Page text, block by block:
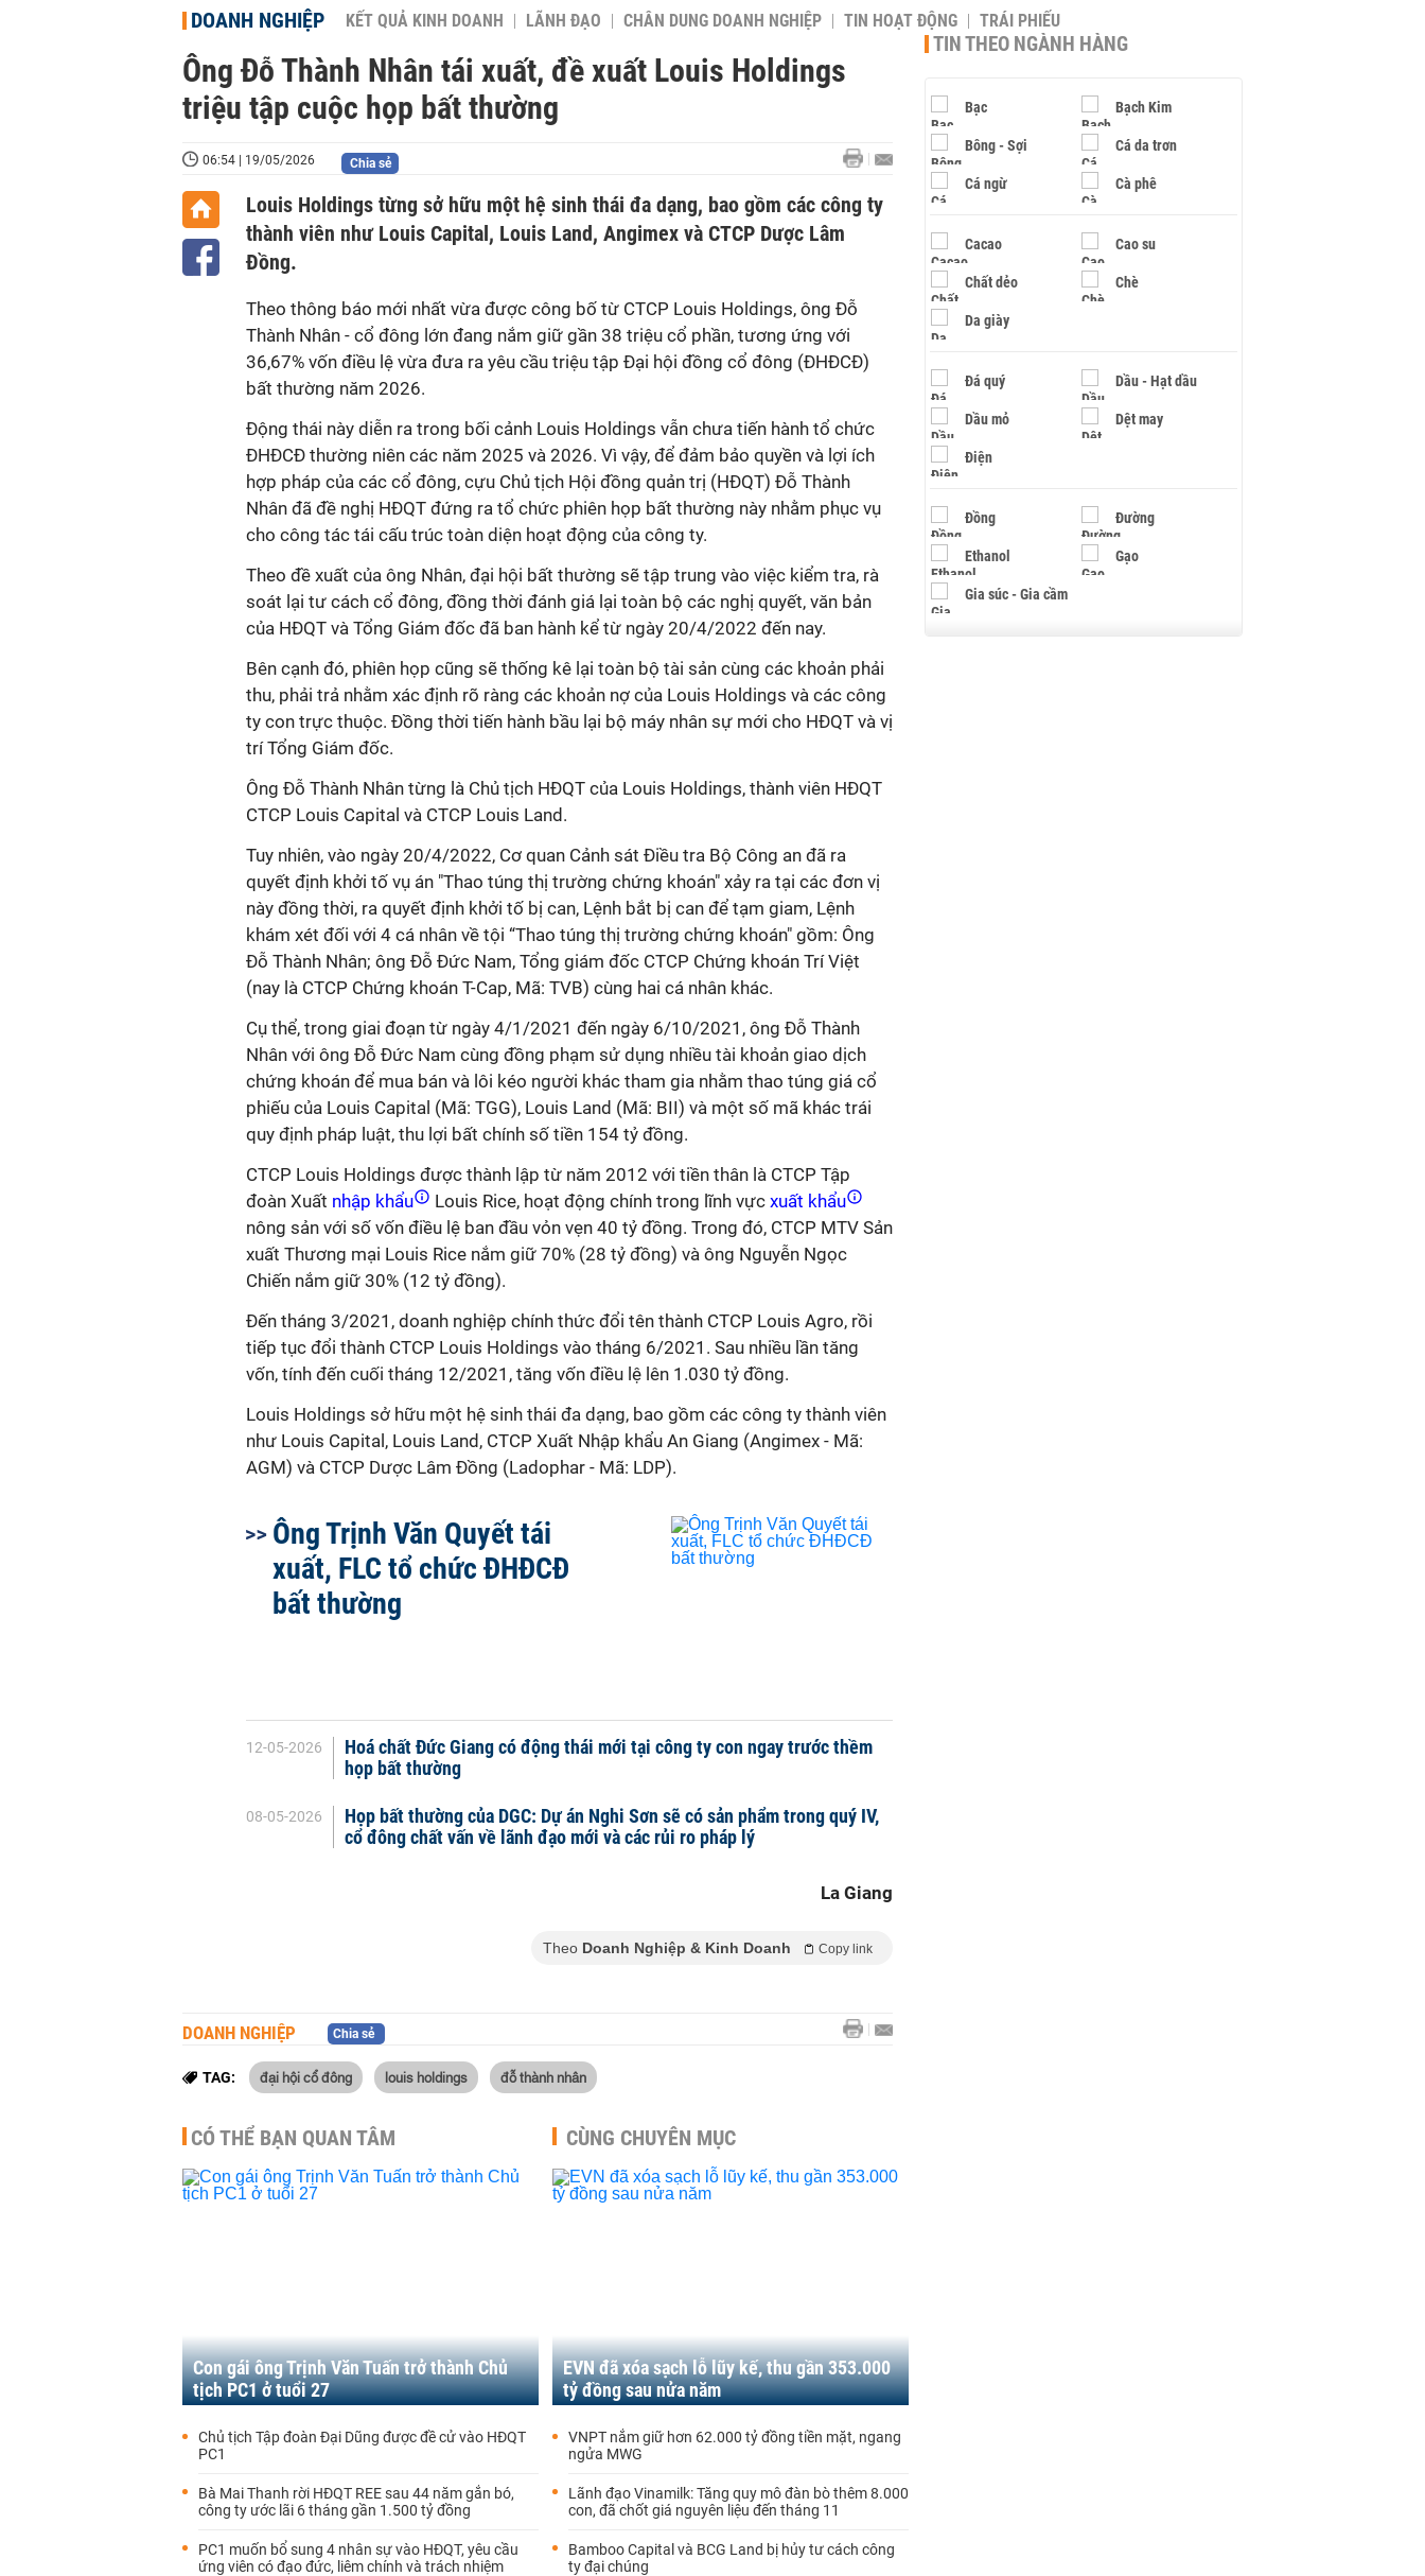
DOANH NGHIỆP KẾT QUẢ KINH DOANH LÃNH ĐẠO CHÂN DUNG DOANH NGHIỆP TIN HOẠT ĐỘNG TRÁI PHIẾU
Ông Đỗ Thành Nhân tái xuất, đề xuất Louis Holdings
triệu tập cuộc họp bất thường
06:54 | 19/05/2026 Chia sẻ
Louis Holdings từng sở hữu một hệ sinh thái đa dạng, bao gồm các công ty
thành viên như Louis Capital, Louis Land, Angimex và CTCP Dược Lâm
Đồng.
Theo thông báo mới nhất vừa được công bố từ CTCP Louis Holdings, ông Đỗ
Thành Nhân - cổ đông lớn đang nắm giữ gần 38 triệu cổ phần, tương ứng với
36,67% vốn điều lệ vừa đưa ra yêu cầu triệu tập Đại hội đồng cổ đông (ĐHĐCĐ)
bất thường năm 2026.
Động thái này diễn ra trong bối cảnh Louis Holdings vẫn chưa tiến hành tổ chức
ĐHĐCĐ thường niên các năm 2025 và 2026. Vì vậy, để đảm bảo quyền và lợi ích
hợp pháp của các cổ đông, cựu Chủ tịch Hội đồng quản trị (HĐQT) Đỗ Thành
Nhân đã đề nghị HĐQT đứng ra tổ chức phiên họp bất thường này nhằm phục vụ
cho công tác tái cấu trúc toàn diện hoạt động của công ty.
Theo đề xuất của ông Nhân, đại hội bất thường sẽ tập trung vào việc kiểm tra, rà
soát lại tư cách cổ đông, đồng thời đánh giá lại toàn bộ các nghị quyết, văn bản
của HĐQT và Tổng Giám đốc đã ban hành kể từ ngày 20/4/2022 đến nay.
Bên cạnh đó, phiên họp cũng sẽ thống kê lại toàn bộ tài sản cùng các khoản phải
thu, phải trả nhằm xác định rõ ràng các khoản nợ của Louis Holdings và các công
ty con trực thuộc. Đồng thời tiến hành bầu lại bộ máy nhân sự mới cho HĐQT và vị
trí Tổng Giám đốc.
Ông Đỗ Thành Nhân từng là Chủ tịch HĐQT của Louis Holdings, thành viên HĐQT
CTCP Louis Capital và CTCP Louis Land.
Tuy nhiên, vào ngày 20/4/2022, Cơ quan Cảnh sát Điều tra Bộ Công an đã ra
quyết định khởi tố vụ án "Thao túng thị trường chứng khoán" xảy ra tại các đơn vị
này đồng thời, ra quyết định khởi tố bị can, Lệnh bắt bị can để tạm giam, Lệnh
khám xét đối với 4 cá nhân về tội “Thao túng thị trường chứng khoán" gồm: Ông
Đỗ Thành Nhân; ông Đỗ Đức Nam, Tổng giám đốc CTCP Chứng khoán Trí Việt
(nay là CTCP Chứng khoán T-Cap, Mã: TVB) cùng hai cá nhân khác.
Cụ thể, trong giai đoạn từ ngày 4/1/2021 đến ngày 6/10/2021, ông Đỗ Thành
Nhân với ông Đỗ Đức Nam cùng đồng phạm sử dụng nhiều tài khoản giao dịch
chứng khoán để mua bán và lôi kéo người khác tham gia nhằm thao túng giá cổ
phiếu của Louis Capital (Mã: TGG), Louis Land (Mã: BII) và một số mã khác trái
quy định pháp luật, thu lợi bất chính số tiền 154 tỷ đồng.
CTCP Louis Holdings được thành lập từ năm 2012 với tiền thân là CTCP Tập
đoàn Xuất nhập khẩu Louis Rice, hoạt động chính trong lĩnh vực xuất khẩu
nông sản với số vốn điều lệ ban đầu vỏn vẹn 40 tỷ đồng. Trong đó, CTCP MTV Sản
xuất Thương mại Louis Rice nắm giữ 70% (28 tỷ đồng) và ông Nguyễn Ngọc
Chiến nắm giữ 30% (12 tỷ đồng).
Đến tháng 3/2021, doanh nghiệp chính thức đổi tên thành CTCP Louis Agro, rồi
tiếp tục đổi thành CTCP Louis Holdings vào tháng 6/2021. Sau nhiều lần tăng
vốn, tính đến cuối tháng 12/2021, tăng vốn điều lệ lên 1.030 tỷ đồng.
Louis Holdings sở hữu một hệ sinh thái đa dạng, bao gồm các công ty thành viên
như Louis Capital, Louis Land, CTCP Xuất Nhập khẩu An Giang (Angimex - Mã:
AGM) và CTCP Dược Lâm Đồng (Ladophar - Mã: LDP).
Ông Trịnh Văn Quyết tái
xuất, FLC tổ chức ĐHĐCĐ
bất thường
12-05-2026
Hoá chất Đức Giang có động thái mới tại công ty con ngay trước thềm
họp bất thường
08-05-2026
Họp bất thường của DGC: Dự án Nghi Sơn sẽ có sản phẩm trong quý IV,
cổ đông chất vấn về lãnh đạo mới và các rủi ro pháp lý
La Giang
Theo Doanh Nghiệp & Kinh Doanh Copy link
DOANH NGHIỆP Chia sẻ
TAG: đại hội cổ đông louis holdings đỗ thành nhân
CÓ THỂ BẠN QUAN TÂM
Con gái ông Trịnh Văn Tuấn trở thành Chủ
tịch PC1 ở tuổi 27
Chủ tịch Tập đoàn Đại Dũng được đề cử vào HĐQT
PC1
Bà Mai Thanh rời HĐQT REE sau 44 năm gắn bó,
công ty ước lãi 6 tháng gần 1.500 tỷ đồng
PC1 muốn bổ sung 4 nhân sự vào HĐQT, yêu cầu
ứng viên có đạo đức, liêm chính và trách nhiệm
CÙNG CHUYÊN MỤC
EVN đã xóa sạch lỗ lũy kế, thu gần 353.000
tỷ đồng sau nửa năm
VNPT nắm giữ hơn 62.000 tỷ đồng tiền mặt, ngang
ngửa MWG
Lãnh đạo Vinamilk: Tăng quy mô đàn bò thêm 8.000
con, đã chốt giá nguyên liệu đến tháng 11
Bamboo Capital và BCG Land bị hủy tư cách công
ty đại chúng
TIN THEO NGÀNH HÀNG
Bạc Bạch Kim
Bông - Sợi Cá da trơn
Cá ngừ Cà phê
Cacao Cao su
Chất dẻo Chè
Da giày
Đá quý Dầu - Hạt dầu
Dầu mỏ Dệt may
Điện
Đồng Đường
Ethanol Gạo
Gia súc - Gia cầm